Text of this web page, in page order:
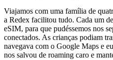
Viajamos com uma família de
a Redex facilitou tudo. Cada um
eSIM, para que pudéssemos nos
conectados. As crianças podiam
navegava com o Google Maps e
nos salvou de roaming caro e